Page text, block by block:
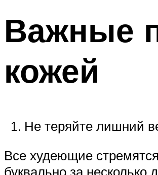
Важные
кожей
Не теряйте лишний
Все худеющие
буквально за